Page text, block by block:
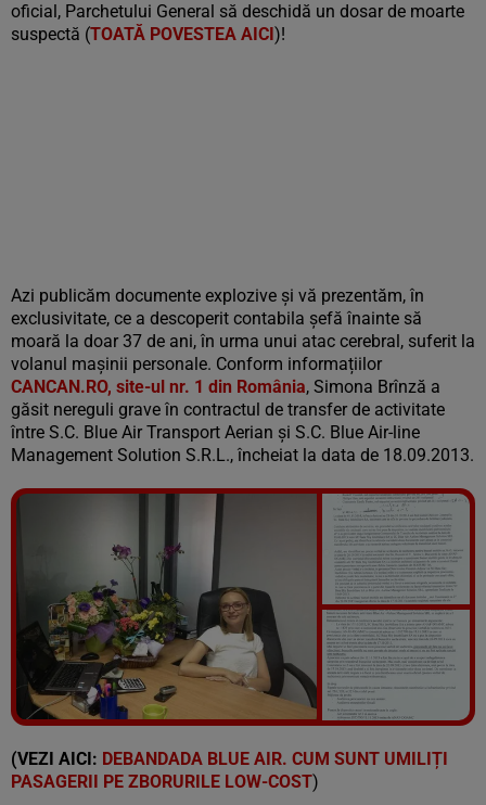
oficial, Parchetului General să deschidă un dosar de moarte
suspectă (TOATĂ POVESTEA AICI)!
Azi publicăm documente explozive și vă prezentăm, în
exclusivitate, ce a descoperit contabila șefă înainte să
moară la doar 37 de ani, în urma unui atac cerebral, suferit la
volanul mașinii personale. Conform informațiilor
CANCAN.RO, site-ul nr. 1 din România, Simona Brînză a
găsit nereguli grave în contractul de transfer de activitate
între S.C. Blue Air Transport Aerian și S.C. Blue Air-line
Management Solution S.R.L., încheiat la data de 18.09.2013.
Vezi galeria foto
17 poze
(VEZI AICI: DEBANDADA BLUE AIR. CUM SUNT UMILIȚI
PASAGERII PE ZBORURILE LOW-COST)